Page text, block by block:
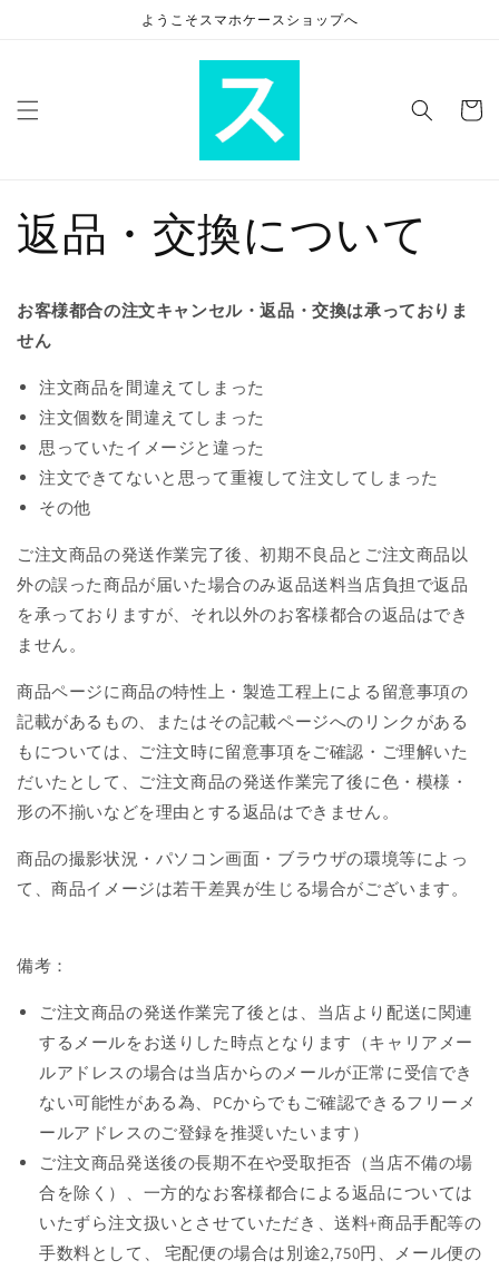
ようこそスマホケースショップへ
ー
返品・交換について
お客様都合の注文キャンセル・返品・交換は承っておりま
せん
注文商品を間違えてしまった
注文個数を間違えてしまった
思っていたイメージと違った
注文できてないと思って重複して注文してしまった
その他
ご注文商品の発送作業完了後、初期不良品とご注文商品以
外の誤った商品が届いた場合のみ返品送料当店負担で返品
を承っておりますが、それ以外のお客様都合の返品はでき
ません。
商品ページに商品の特性上・製造工程上による留意事項の
記載があるもの、またはその記載ページへのリンクがある
もについては、ご注文時に留意事項をご確認・ご理解いた
だいたとして、ご注文商品の発送作業完了後に色・模様・
形の不揃いなどを理由とする返品はできません。
商品の撮影状況・パソコン画面・ブラウザの環境等によっ
て、商品イメージは若干差異が生じる場合がございます。
備考：
ご注文商品の発送作業完了後とは、当店より配送に関連
するメールをお送りした時点となります（キャリアメー
ルアドレスの場合は当店からのメールが正常に受信でき
ない可能性がある為、PCからでもご確認できるフリーメ
ールアドレスのご登録を推奨いたいます）
ご注文商品発送後の長期不在や受取拒否（当店不備の場
合を除く）、一方的なお客様都合による返品については
いたずら注文扱いとさせていただき、送料+商品手配等の
手数料として、 宅配便の場合は別途2,750円、メール便の